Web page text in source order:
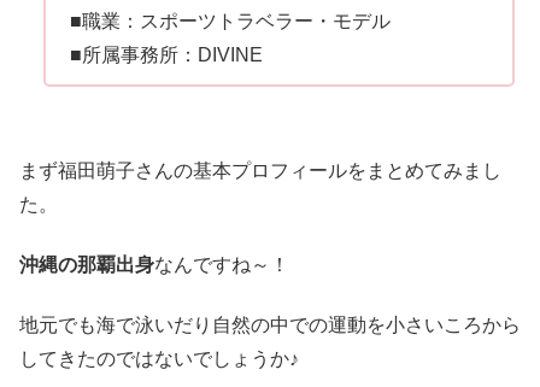
■職業：スポーツトラベラー・モデル
■所属事務所：DIVINE
まず福田萌子さんの基本プロフィールをまとめてみまし
た。
沖縄の那覇出身なんですね～！
地元でも海で泳いだり自然の中での運動を小さいころから
してきたのではないでしょうか♪